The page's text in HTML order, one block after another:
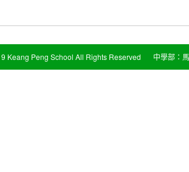
Keang Peng School All Rights Reserved 中學部：